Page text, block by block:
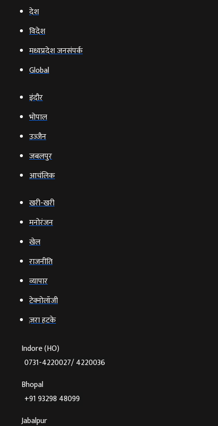
देश
विदेश
मध्यप्रदेश जनसंपर्क
Global
इंदौर
भोपाल
उज्‍जैन
जबलपुर
आचंलिक
खरी-खरी
मनोरंजन
खेल
राजनीति
व्‍यापार
टेक्‍नोलॉजी
ज़रा हटके
Indore (HO)
0731-4220027/ 4220036
Bhopal
+91 93298 48099
Jabalpur